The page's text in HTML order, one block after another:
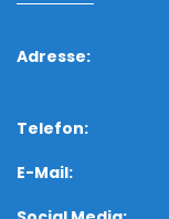
Adresse:
Telefon:
E-Mail: